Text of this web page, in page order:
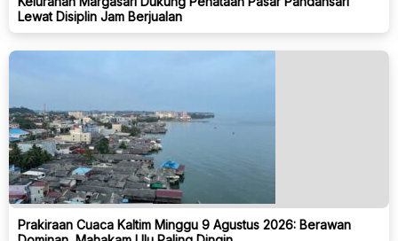
Lewat Disiplin Jam Berjualan
Prakiraan Cuaca Kaltim Minggu 9 Agustus 2026: Berawan